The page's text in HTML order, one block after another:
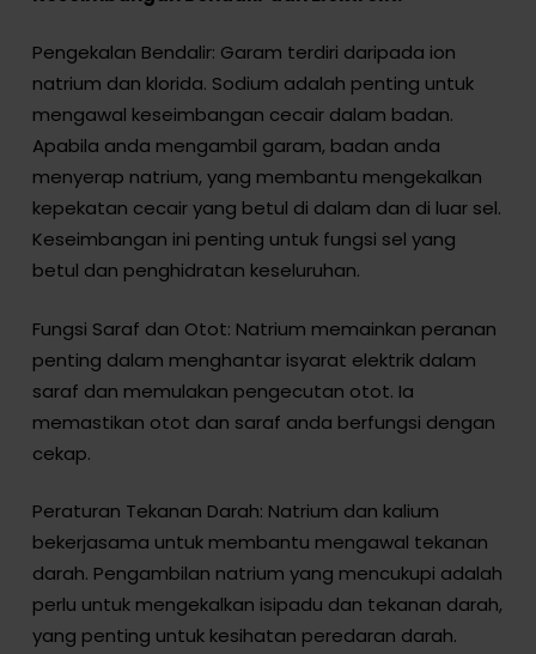
Pengekalan Bendalir: Garam terdiri daripada ion
natrium dan klorida. Sodium adalah penting untuk
mengawal keseimbangan cecair dalam badan.
Apabila anda mengambil garam, badan anda
menyerap natrium, yang membantu mengekalkan
kepekatan cecair yang betul di dalam dan di luar sel.
Keseimbangan ini penting untuk fungsi sel yang
betul dan penghidratan keseluruhan.
Fungsi Saraf dan Otot: Natrium memainkan peranan
penting dalam menghantar isyarat elektrik dalam
saraf dan memulakan pengecutan otot. Ia
memastikan otot dan saraf anda berfungsi dengan
cekap.
Peraturan Tekanan Darah: Natrium dan kalium
bekerjasama untuk membantu mengawal tekanan
darah. Pengambilan natrium yang mencukupi adalah
perlu untuk mengekalkan isipadu dan tekanan darah,
yang penting untuk kesihatan peredaran darah.